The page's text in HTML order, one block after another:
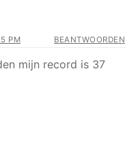
PM BEANTWOORDEN
mijn record is 37